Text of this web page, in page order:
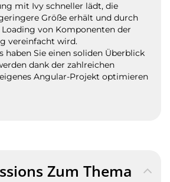
mit Ivy schneller lädt, die
Größe erhält und durch
Loading von Komponenten der
vereinfacht wird.
haben Sie einen soliden Überblick
dank der zahlreichen
Angular-Projekt optimieren
Zum Thema